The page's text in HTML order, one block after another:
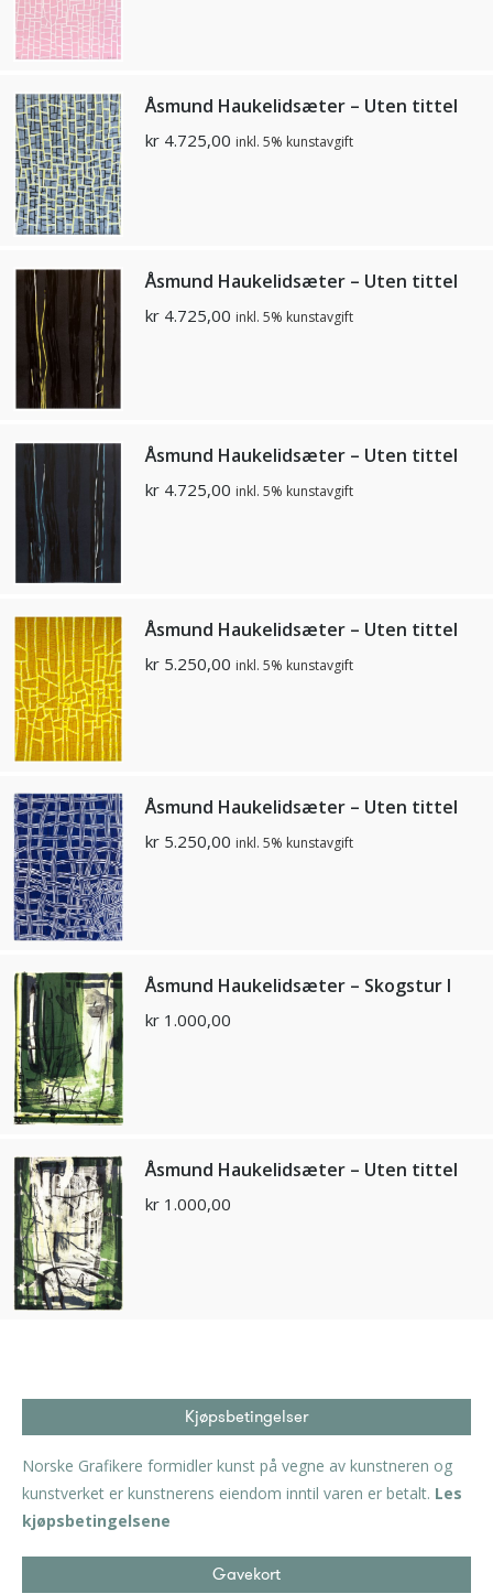
Åsmund Haukelidsæter – Uten tittel
kr 4.725,00 inkl. 5% kunstavgift
Åsmund Haukelidsæter – Uten tittel
kr 4.725,00 inkl. 5% kunstavgift
Åsmund Haukelidsæter – Uten tittel
kr 4.725,00 inkl. 5% kunstavgift
Åsmund Haukelidsæter – Uten tittel
kr 5.250,00 inkl. 5% kunstavgift
Åsmund Haukelidsæter – Uten tittel
kr 5.250,00 inkl. 5% kunstavgift
Åsmund Haukelidsæter – Skogstur I
kr 1.000,00
Åsmund Haukelidsæter – Uten tittel
kr 1.000,00
Kjøpsbetingelser
Norske Grafikere formidler kunst på vegne av kunstneren og
kunstverket er kunstnerens eiendom inntil varen er betalt. Les
kjøpsbetingelsene
Gavekort